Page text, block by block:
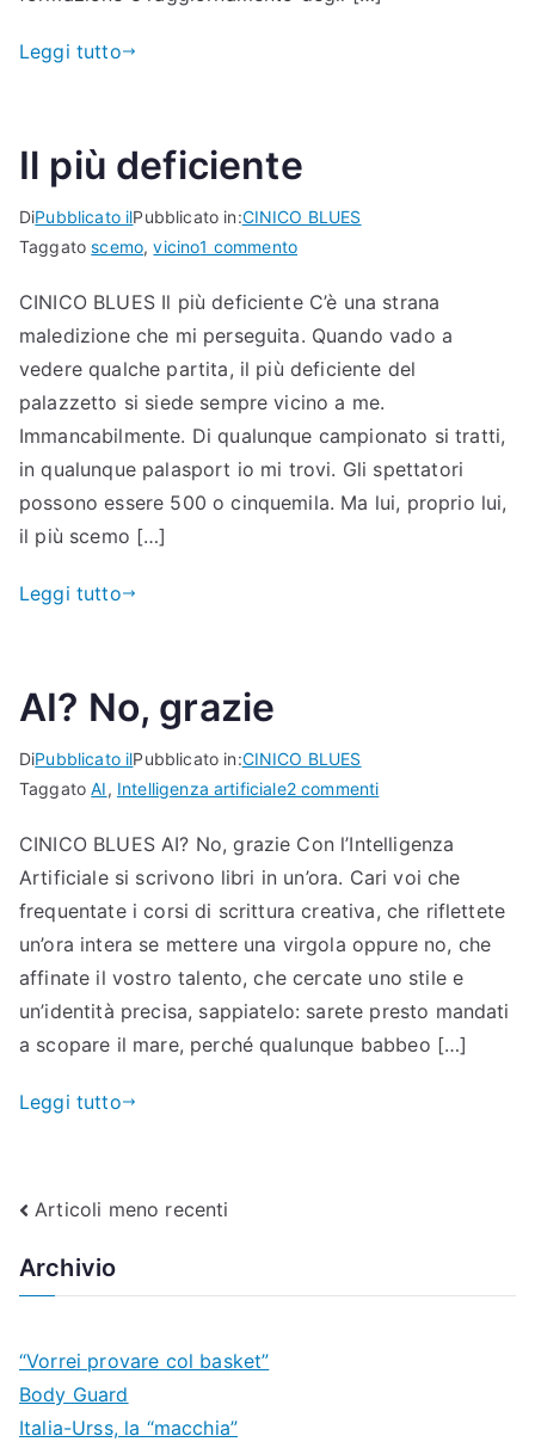
Leggi tutto
Il più deficiente
DiPubblicato ilPubblicato in:CINICO BLUES
Taggatoscemo,vicino1 commentosu
più
deficiente
CINICO BLUES Il più deficiente C’è una strana
maledizione che mi perseguita. Quando vado a
vedere qualche partita, il più deficiente del
palazzetto si siede sempre vicino a me.
Immancabilmente. Di qualunque campionato si tratti,
in qualunque palasport io mi trovi. Gli spettatori
possono essere 500 o cinquemila. Ma lui, proprio lui,
il più scemo […]
Leggi tutto
AI? No, grazie
DiPubblicato ilPubblicato in:CINICO BLUES
TaggatoAI, Intelligenza artificiale2 commentisu
No,
grazie
CINICO BLUES AI? No, grazie Con l’Intelligenza
Artificiale si scrivono libri in un’ora. Cari voi che
frequentate i corsi di scrittura creativa, che riflettete
un’ora intera se mettere una virgola oppure no, che
affinate il vostro talento, che cercate uno stile e
un’identità precisa, sappiatelo: sarete presto mandati
a scopare il mare, perché qualunque babbeo […]
Leggi tutto
Navigazione
articoli
Articoli meno recenti
Archivio
“Vorrei provare col basket”
Body Guard
Italia-Urss, la “macchia”